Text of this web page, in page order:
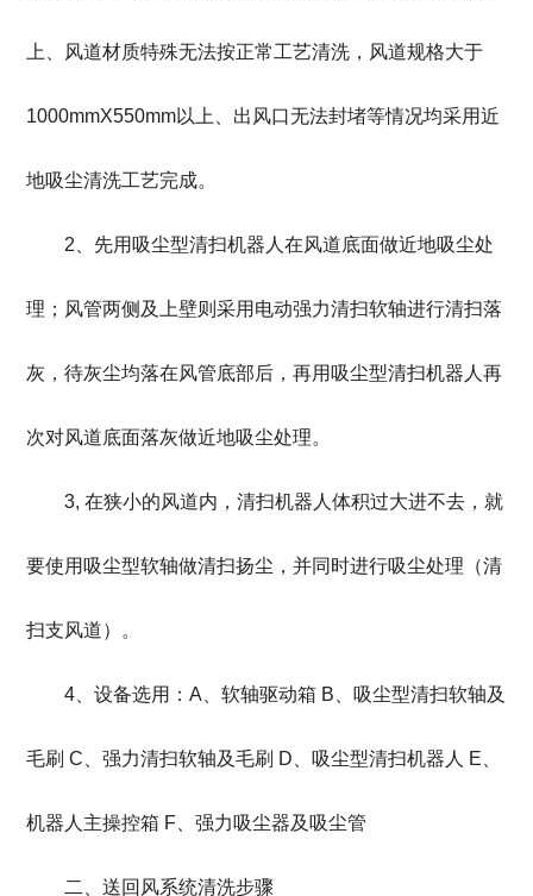
上、风道材质特殊无法按正常工艺清洗，风道规格大于
1000mmX550mm以上、出风口无法封堵等情况均采用近
地吸尘清洗工艺完成。
2、先用吸尘型清扫机器人在风道底面做近地吸尘处
理；风管两侧及上壁则采用电动强力清扫软轴进行清扫落
灰，待灰尘均落在风管底部后，再用吸尘型清扫机器人再
次对风道底面落灰做近地吸尘处理。
3, 在狭小的风道内，清扫机器人体积过大进不去，就
要使用吸尘型软轴做清扫扬尘，并同时进行吸尘处理（清
扫支风道）。
4、设备选用：A、软轴驱动箱 B、吸尘型清扫软轴及
毛刷 C、强力清扫软轴及毛刷 D、吸尘型清扫机器人 E、
机器人主操控箱 F、强力吸尘器及吸尘管
二、送回风系统清洗步骤